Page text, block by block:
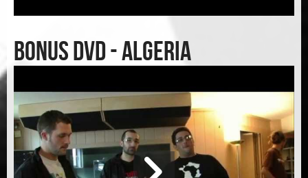
Bonus DVD - Algeria